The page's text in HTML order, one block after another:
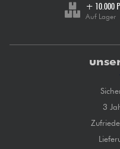
+ 10.000
Auf Lager
3